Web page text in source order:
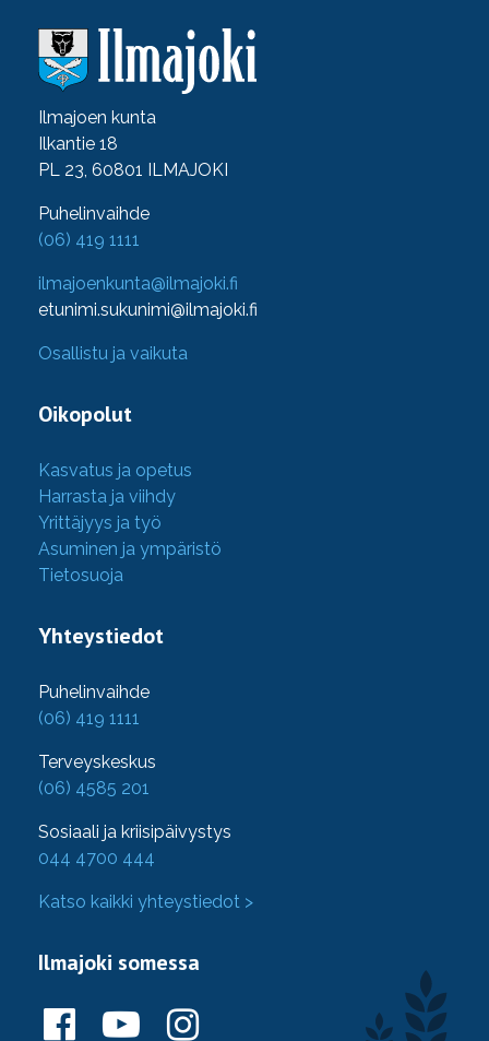
Ilmajoen kunta
Ilkantie 18
PL 23, 60801 ILMAJOKI
Puhelinvaihde
(06) 419 1111
ilmajoenkunta@ilmajoki.fi
etunimi.sukunimi@ilmajoki.fi
Osallistu ja vaikuta
Oikopolut
Kasvatus ja opetus
Harrasta ja viihdy
Yrittäjyys ja työ
Asuminen ja ympäristö
Tietosuoja
Yhteystiedot
Puhelinvaihde
(06) 419 1111
Terveyskeskus
(06) 4585 201
Sosiaali ja kriisipäivystys
044 4700 444
Katso kaikki yhteystiedot >
Ilmajoki somessa